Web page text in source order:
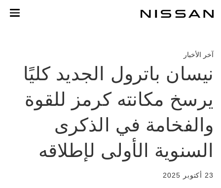
إلى
آخر الأخبار
نيسان باترول الجديد كليًا
يرسخ مكانته كرمز للقوة
والفخامة في الذكرى
السنوية الأولى لإطلاقه
23 أكتوبر 2025